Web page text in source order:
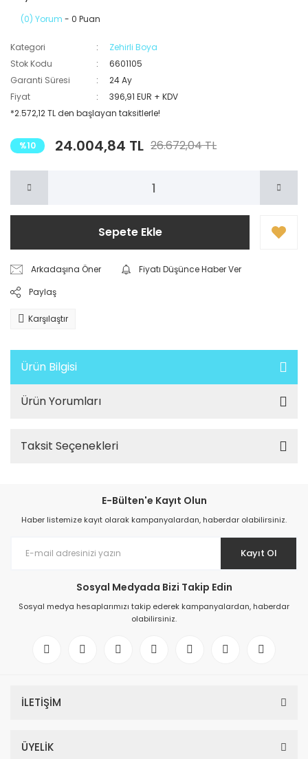
(0) Yorum - 0 Puan
Kategori
Zehirli Boya
Stok Kodu
6601105
Garanti Süresi
24 Ay
Fiyat
396,91 EUR + KDV
*2.572,12 TL den başlayan taksitlerle!
%10 24.004,84 TL 26.672,04 TL
Sepete Ekle
Arkadaşına Öner
Fiyatı Düşünce Haber Ver
Paylaş
Karşılaştır
Ürün Bilgisi
Ürün Yorumları
Taksit Seçenekleri
E-Bülten'e Kayıt Olun
Haber listemize kayıt olarak kampanyalardan, haberdar olabilirsiniz.
Kayıt Ol
Sosyal Medyada Bizi Takip Edin
Sosyal medya hesaplarımızı takip ederek kampanyalardan, haberdar
olabilirsiniz.
İLETİŞİM
ÜYELİK